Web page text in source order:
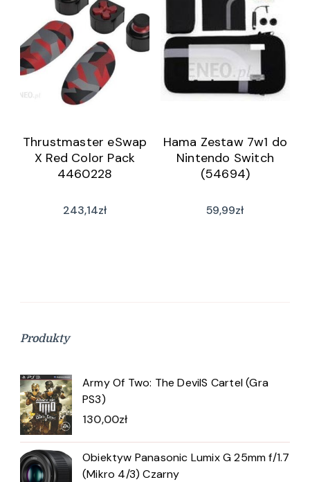
Thrustmaster eSwap
X Red Color Pack
4460228
243,14zł
Hama Zestaw 7w1 do
Nintendo Switch
(54694)
59,99zł
Produkty
Army Of Two: The DevilS Cartel (Gra
PS3)
130,00zł
Obiektyw Panasonic Lumix G 25mm f/1.7
(Mikro 4/3) Czarny